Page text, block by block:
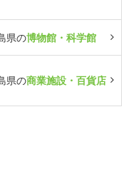
県の博物館・科学館
県の商業施設・百貨店